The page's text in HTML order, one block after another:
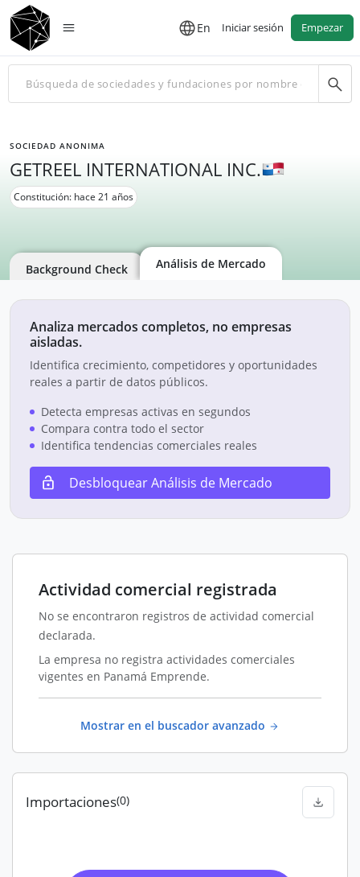
En Iniciar sesión Empezar
SOCIEDAD ANONIMA
GETREEL INTERNATIONAL INC.
Constitución: hace 21 años
Background Check Análisis de Mercado
Analiza mercados completos, no empresas
aisladas.
Identifica crecimiento, competidores y oportunidades
reales a partir de datos públicos.
Detecta empresas activas en segundos
Compara contra todo el sector
Identifica tendencias comerciales reales
Desbloquear Análisis de Mercado
Actividad comercial registrada
No se encontraron registros de actividad comercial
declarada.
La empresa no registra actividades comerciales
vigentes en Panamá Emprende.
Mostrar en el buscador avanzado
Importaciones(0)